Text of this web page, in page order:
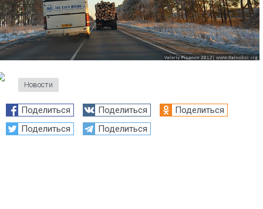
Новости
Поделиться Поделиться
Поделиться
Поделиться
Поделиться